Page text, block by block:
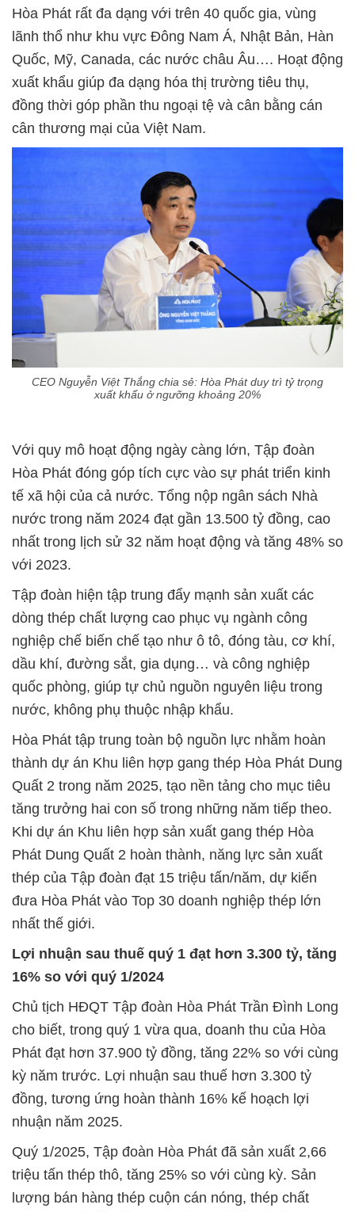
Hòa Phát rất đa dạng với trên 40 quốc gia, vùng
lãnh thổ như khu vực Đông Nam Á, Nhật Bản, Hàn
Quốc, Mỹ, Canada, các nước châu Âu…. Hoạt động
xuất khẩu giúp đa dạng hóa thị trường tiêu thụ,
đồng thời góp phần thu ngoại tệ và cân bằng cán
cân thương mại của Việt Nam.
CEO Nguyễn Việt Thắng chia sẻ: Hòa Phát duy trì tỷ trọng
xuất khẩu ở ngưỡng khoảng 20%
Với quy mô hoạt động ngày càng lớn, Tập đoàn
Hòa Phát đóng góp tích cực vào sự phát triển kinh
tế xã hội của cả nước. Tổng nộp ngân sách Nhà
nước trong năm 2024 đạt gần 13.500 tỷ đồng, cao
nhất trong lịch sử 32 năm hoạt động và tăng 48% so
với 2023.
Tập đoàn hiện tập trung đẩy mạnh sản xuất các
dòng thép chất lượng cao phục vụ ngành công
nghiệp chế biến chế tạo như ô tô, đóng tàu, cơ khí,
dầu khí, đường sắt, gia dụng… và công nghiệp
quốc phòng, giúp tự chủ nguồn nguyên liệu trong
nước, không phụ thuộc nhập khẩu.
Hòa Phát tập trung toàn bộ nguồn lực nhằm hoàn
thành dự án Khu liên hợp gang thép Hòa Phát Dung
Quất 2 trong năm 2025, tạo nền tảng cho mục tiêu
tăng trưởng hai con số trong những năm tiếp theo.
Khi dự án Khu liên hợp sản xuất gang thép Hòa
Phát Dung Quất 2 hoàn thành, năng lực sản xuất
thép của Tập đoàn đạt 15 triệu tấn/năm, dự kiến
đưa Hòa Phát vào Top 30 doanh nghiệp thép lớn
nhất thế giới.
Lợi nhuận sau thuế quý 1 đạt hơn 3.300 tỷ, tăng
16% so với quý 1/2024
Chủ tịch HĐQT Tập đoàn Hòa Phát Trần Đình Long
cho biết, trong quý 1 vừa qua, doanh thu của Hòa
Phát đạt hơn 37.900 tỷ đồng, tăng 22% so với cùng
kỳ năm trước. Lợi nhuận sau thuế hơn 3.300 tỷ
đồng, tương ứng hoàn thành 16% kế hoạch lợi
nhuận năm 2025.
Quý 1/2025, Tập đoàn Hòa Phát đã sản xuất 2,66
triệu tấn thép thô, tăng 25% so với cùng kỳ. Sản
lượng bán hàng thép cuộn cán nóng, thép chất